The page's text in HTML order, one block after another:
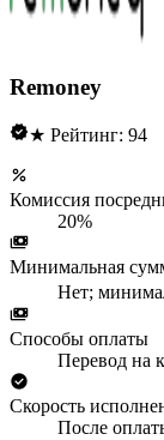
Remoney
★ Рейтинг: 94
Комиссия
20%
Минимальная
Нет;
Способы оплаты
Перевод на
Скорость
После